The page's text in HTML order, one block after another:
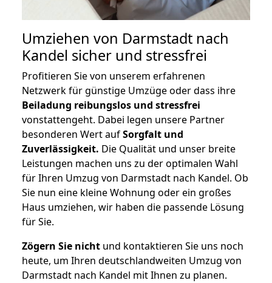
Umziehen von Darmstadt nach
Kandel sicher und stressfrei
Profitieren Sie von unserem erfahrenen
Netzwerk für günstige Umzüge oder dass ihre
Beiladung reibungslos und stressfrei
vonstattengeht. Dabei legen unsere Partner
besonderen Wert aufSorgfalt und
Zuverlässigkeit. Die Qualität und unser breite
Leistungen machen uns zu der optimalen Wahl
für Ihren Umzug von Darmstadt nach Kandel. Ob
Sie nun eine kleine Wohnung oder ein großes
Haus umziehen, wir haben die passende Lösung
für Sie.
Zögern Sie nicht und kontaktieren Sie uns noch
heute, um Ihren deutschlandweiten Umzug von
Darmstadt nach Kandel mit Ihnen zu planen.